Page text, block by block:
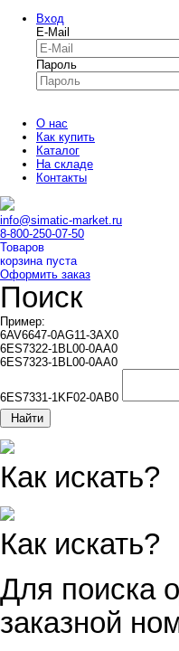
Вход
E-Mail
Пароль
О нас
Как купить
Каталог
На складе
Контакты
info@simatic-market.ru
8-800-250-07-50
Товаров
корзина пуста
Оформить заказ
Поиск
Пример:
6AV6647-0AG11-3AX0
6ES7322-1BL00-0AA0
6ES7323-1BL00-0AA0
6ES7331-1KF02-0AB0
Найти
Как искать?
Как искать?
Для поиска
заказной